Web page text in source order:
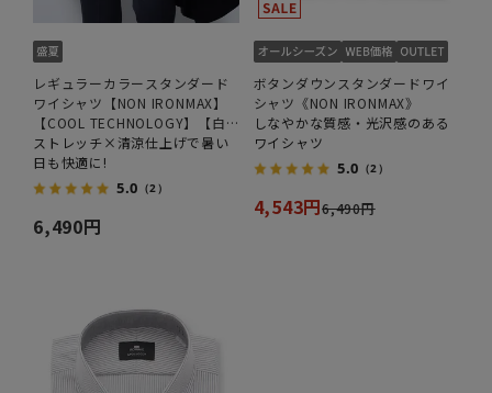
レギュラーカラースタンダード
ワイシャツ【NON IRONMAX】
【COOL TECHNOLOGY】【白
無地】
ストレッチ×清涼仕上げで暑い
日も快適に!
5.0 （2）
6,490円
ボタンダウンスタンダードワイ
シャツ《NON IRONMAX》
しなやかな質感・光沢感のある
ワイシャツ
5.0 （2）
4,543円6,490円